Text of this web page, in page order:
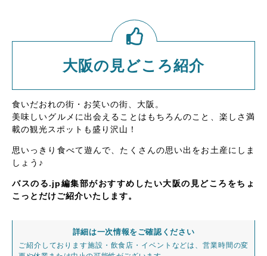
大阪の見どころ紹介
食いだおれの街・お笑いの街、大阪。
美味しいグルメに出会えることはもちろんのこと、楽しさ満
載の観光スポットも盛り沢山！
思いっきり食べて遊んで、たくさんの思い出をお土産にしま
しょう♪
バスのる.jp編集部がおすすめしたい大阪の見どころをちょ
こっとだけご紹介いたします。
詳細は一次情報をご確認ください
ご紹介しております施設・飲食店・イベントなどは、営業時間の変